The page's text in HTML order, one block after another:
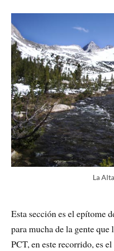
La
Esta sección es el epítome
para mucha de la gente
PCT, en este recorrido, es